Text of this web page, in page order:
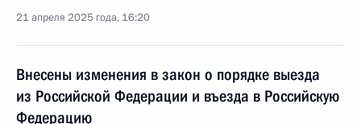
21 апреля 2025 года, 16:20
Внесены изменения в закон о порядке выезда
из Российской Федерации и въезда в Российскую
Федерацию